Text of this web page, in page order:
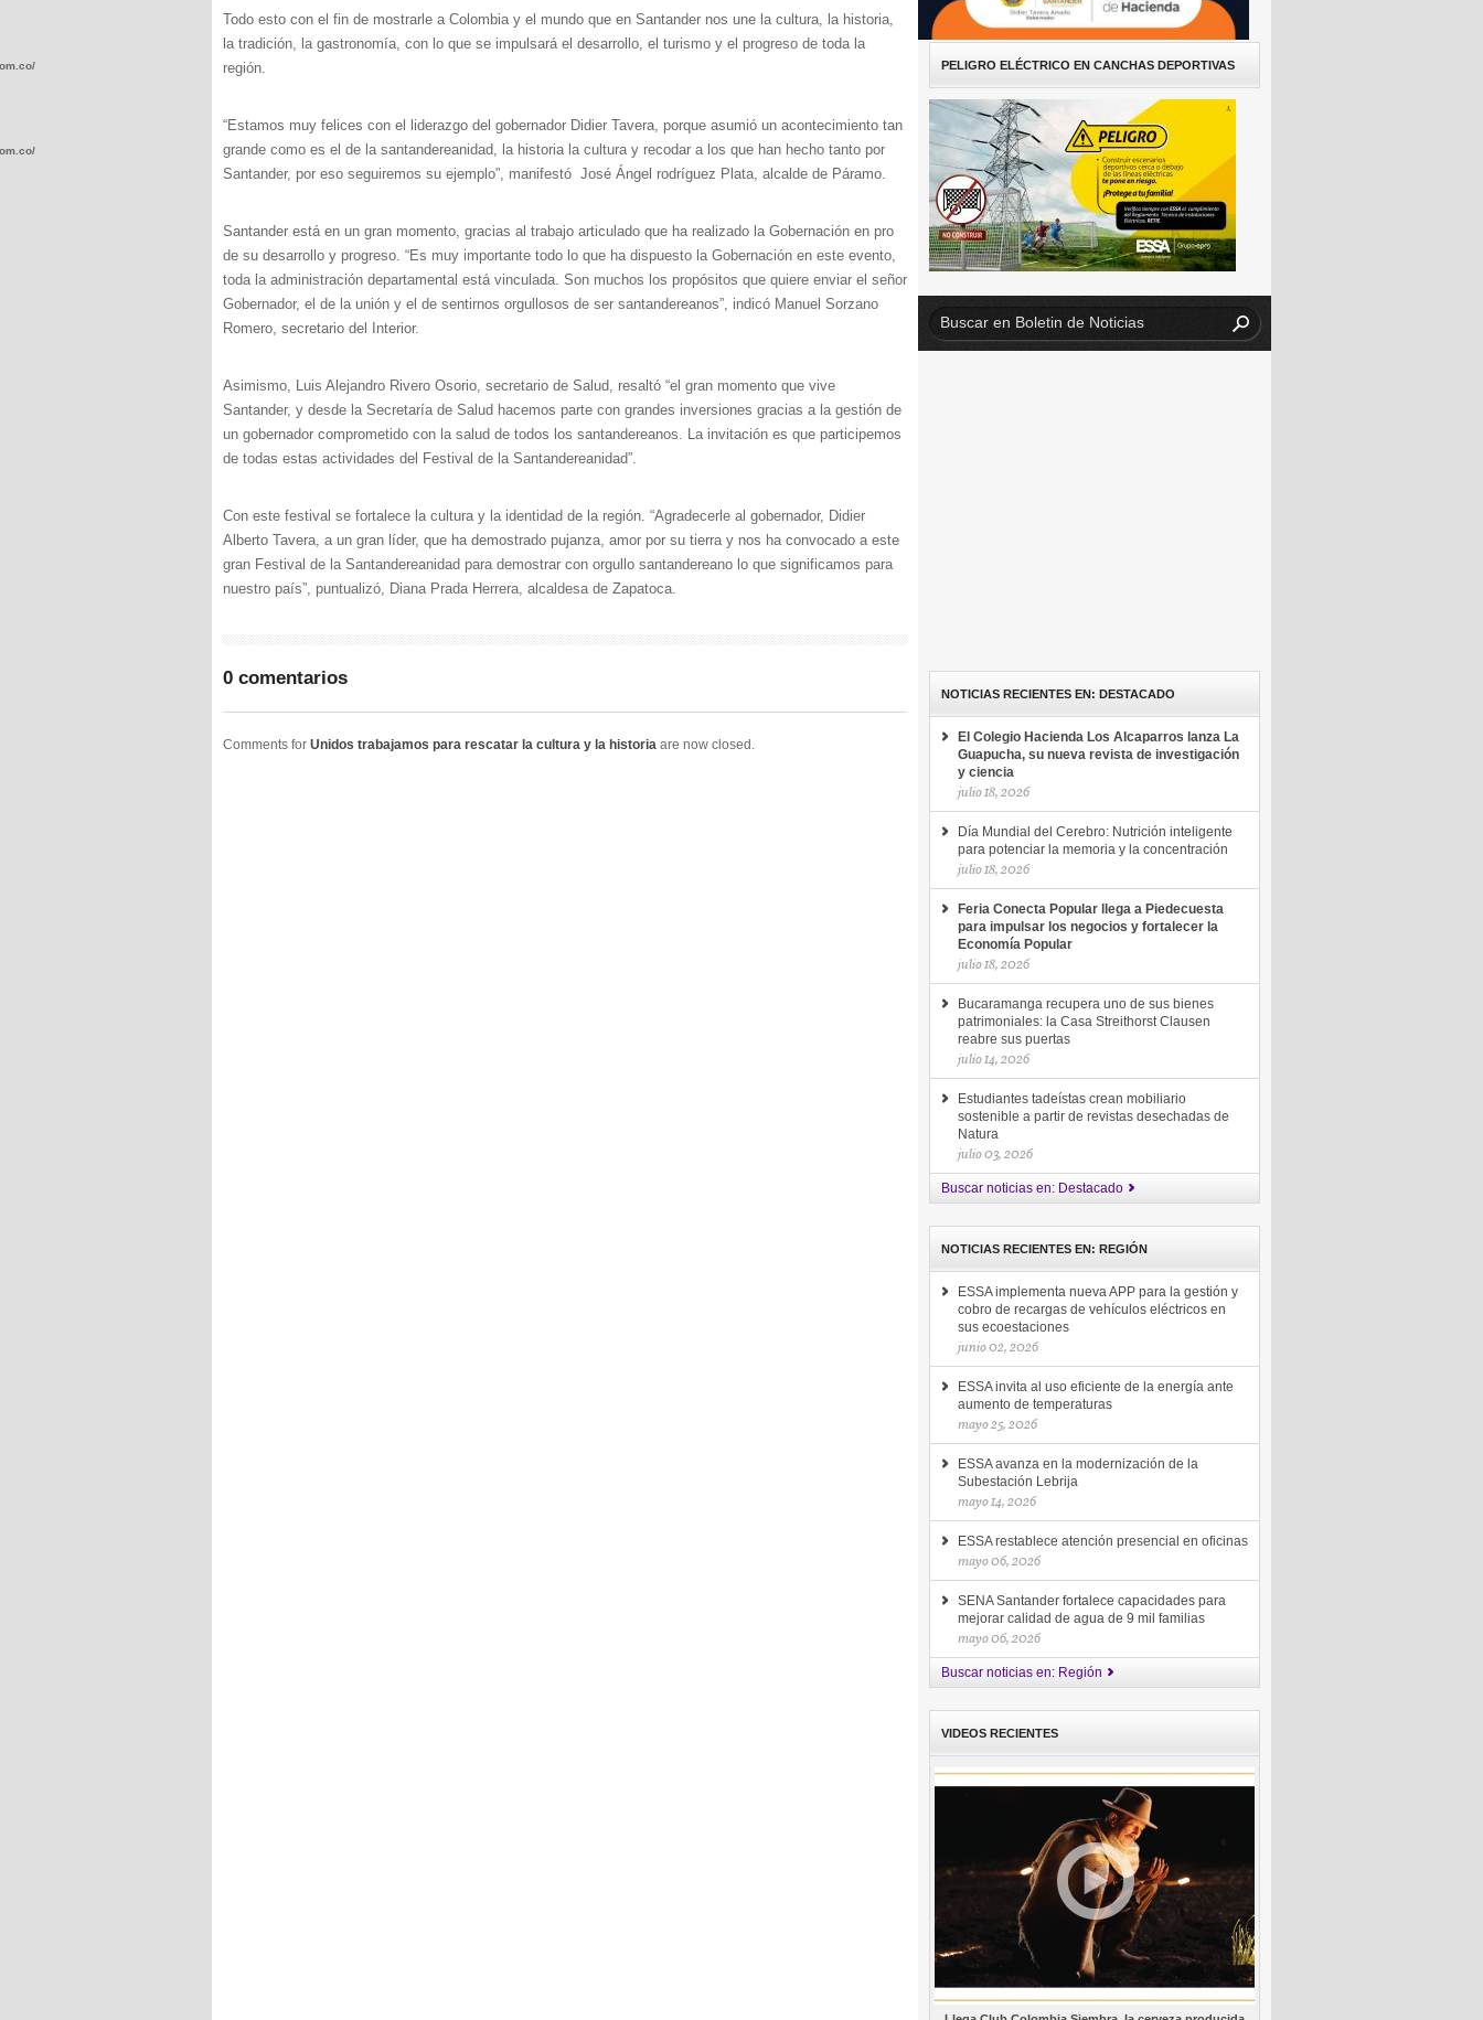
Todo esto con el fin de mostrarle a Colombia y el mundo que en Santander nos une la cultura, la historia,
la tradición, la gastronomía, con lo que se impulsará el desarrollo, el turismo y el progreso de toda la
región.
“Estamos muy felices con el liderazgo del gobernador Didier Tavera, porque asumió un acontecimiento tan
grande como es el de la santandereanidad, la historia la cultura y recodar a los que han hecho tanto por
Santander, por eso seguiremos su ejemplo”, manifestó José Ángel rodríguez Plata, alcalde de Páramo.
Santander está en un gran momento, gracias al trabajo articulado que ha realizado la Gobernación en pro
de su desarrollo y progreso. “Es muy importante todo lo que ha dispuesto la Gobernación en este evento,
toda la administración departamental está vinculada. Son muchos los propósitos que quiere enviar el señor
Gobernador, el de la unión y el de sentirnos orgullosos de ser santandereanos”, indicó Manuel Sorzano
Romero, secretario del Interior.
Asimismo, Luis Alejandro Rivero Osorio, secretario de Salud, resaltó “el gran momento que vive
Santander, y desde la Secretaría de Salud hacemos parte con grandes inversiones gracias a la gestión de
un gobernador comprometido con la salud de todos los santandereanos. La invitación es que participemos
de todas estas actividades del Festival de la Santandereanidad”.
Con este festival se fortalece la cultura y la identidad de la región. “Agradecerle al gobernador, Didier
Alberto Tavera, a un gran líder, que ha demostrado pujanza, amor por su tierra y nos ha convocado a este
gran Festival de la Santandereanidad para demostrar con orgullo santandereano lo que significamos para
nuestro país”, puntualizó, Diana Prada Herrera, alcaldesa de Zapatoca.
0 comentarios
Comments for Unidos trabajamos para rescatar la cultura y la historia are now closed.
PELIGRO ELÉCTRICO EN CANCHAS DEPORTIVAS
NOTICIAS RECIENTES EN: DESTACADO
El Colegio Hacienda Los Alcaparros lanza La
Guapucha, su nueva revista de investigación
y ciencia
julio 18, 2026
Día Mundial del Cerebro: Nutrición inteligente
para potenciar la memoria y la concentración
julio 18, 2026
Feria Conecta Popular llega a Piedecuesta
para impulsar los negocios y fortalecer la
Economía Popular
julio 18, 2026
Bucaramanga recupera uno de sus bienes
patrimoniales: la Casa Streithorst Clausen
reabre sus puertas
julio 14, 2026
Estudiantes tadeístas crean mobiliario
sostenible a partir de revistas desechadas de
Natura
julio 03, 2026
Buscar noticias en: Destacado
NOTICIAS RECIENTES EN: REGIÓN
ESSA implementa nueva APP para la gestión y
cobro de recargas de vehículos eléctricos en
sus ecoestaciones
junio 02, 2026
ESSA invita al uso eficiente de la energía ante
aumento de temperaturas
mayo 25, 2026
ESSA avanza en la modernización de la
Subestación Lebrija
mayo 14, 2026
ESSA restablece atención presencial en oficinas
mayo 06, 2026
SENA Santander fortalece capacidades para
mejorar calidad de agua de 9 mil familias
mayo 06, 2026
Buscar noticias en: Región
VIDEOS RECIENTES
wp-
wp-